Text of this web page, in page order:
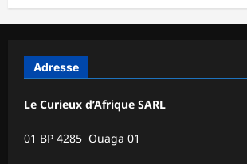
Adresse
Le Curieux d’Afrique SARL
01 BP 4285 Ouaga 01